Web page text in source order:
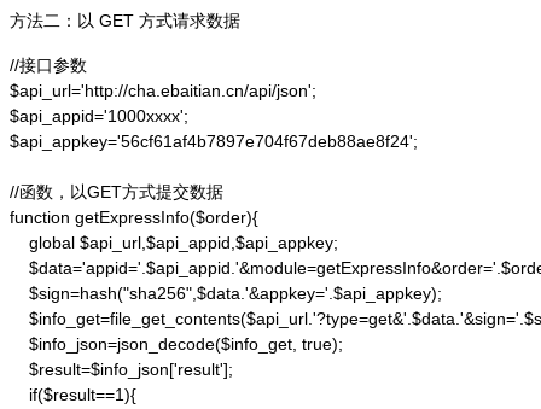
方法二：以 GET 方式请求数据
//接口参数
$api_url='http://cha.ebaitian.cn/api/json';
$api_appid='1000xxxx';
$api_appkey='56cf61af4b7897e704f67deb88ae8f24';
//函数，以GET方式提交数据
function getExpressInfo($order){
    global $api_url,$api_appid,$api_appkey;
    $sign=hash("sha256",$data.'&appkey='.$api_appkey);
    $info_json=json_decode($info_get, true);
    $result=$info_json['result'];
    if($result==1){